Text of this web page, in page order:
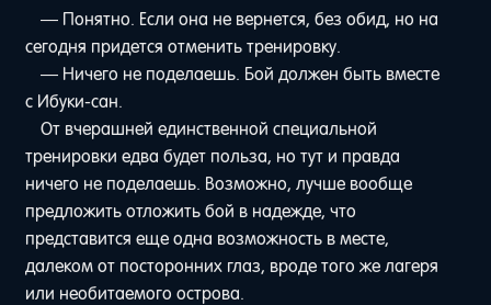
— Понятно. Если она не вернется, без обид, но на
сегодня придется отменить тренировку.
— Ничего не поделаешь. Бой должен быть вместе
с Ибуки-сан.
От вчерашней единственной специальной
тренировки едва будет польза, но тут и правда
ничего не поделаешь. Возможно, лучше вообще
предложить отложить бой в надежде, что
представится еще одна возможность в месте,
далеком от посторонних глаз, вроде того же лагеря
или необитаемого острова.